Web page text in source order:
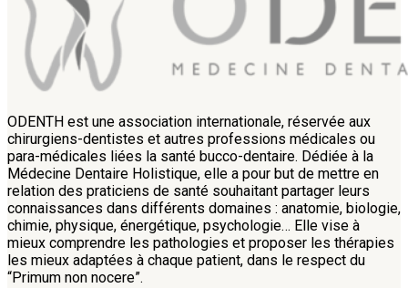
ODENTH est une association internationale, réservée aux
chirurgiens-dentistes et autres professions médicales ou
para-médicales liées la santé bucco-dentaire. Dédiée à la
Médecine Dentaire Holistique, elle a pour but de mettre en
relation des praticiens de santé souhaitant partager leurs
connaissances dans différents domaines : anatomie, biologie,
chimie, physique, énergétique, psychologie… Elle vise à
mieux comprendre les pathologies et proposer les thérapies
les mieux adaptées à chaque patient, dans le respect du
“Primum non nocere”.